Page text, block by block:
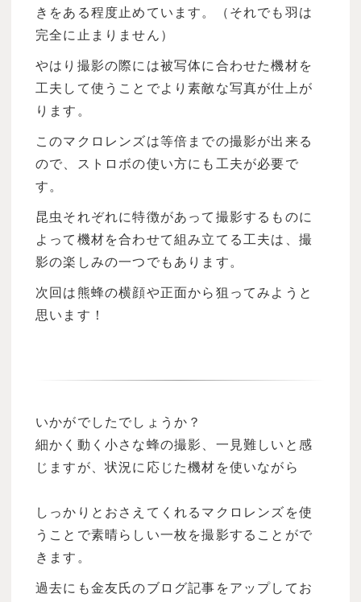
きをある程度止めています。（それでも羽は
完全に止まりません）
やはり撮影の際には被写体に合わせた機材を
工夫して使うことでより素敵な写真が仕上が
ります。
このマクロレンズは等倍までの撮影が出来る
ので、ストロボの使い方にも工夫が必要で
す。
昆虫それぞれに特徴があって撮影するものに
よって機材を合わせて組み立てる工夫は、撮
影の楽しみの一つでもあります。
次回は熊蜂の横顔や正面から狙ってみようと
思います！
いかがでしたでしょうか？
細かく動く小さな蜂の撮影、一見難しいと感
じますが、状況に応じた機材を使いながら
しっかりとおさえてくれるマクロレンズを使
うことで素晴らしい一枚を撮影することがで
きます。
過去にも金友氏のブログ記事をアップしてお